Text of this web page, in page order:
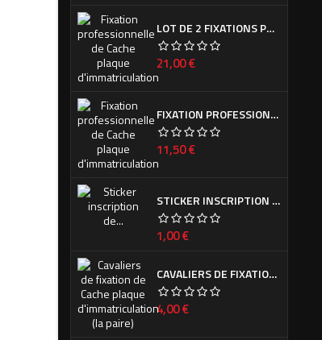
LOT DE 2 FIXATIONS PROFESSIONNELLES DE CACHE PLAQUE D'IMMATRICULATION
Prix
21,00 €
FIXATION PROFESSIONNELLE DE CACHE PLAQUE D'IMMATRICULATION
Prix
11,50 €
STICKER INSCRIPTION DE CALANDRE PEUGEOT POUR 308 PHASE I ET II
Prix
1,00 €
CAVALIERS DE FIXATION DE CACHE PLAQUE D'IMMATRICULATION (LA PAIRE)
Prix
4,00 €